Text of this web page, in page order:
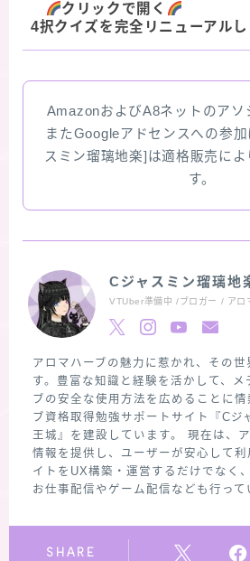
クリックで開く
4択クイズを完全リニューアルし
AmazonおよびA8ネットのアソ
またGoogleアドセンスへの参加
スミン瑠璃地楽]は適格販売に
す。
Cジャスミン瑠璃地
VTUber準備中 /ブロガー / アロ
アロマハーブの魅力に惹かれ、その
す。豊富な知識と経験を活かして、メ
ブの安全な使用方法を広めることに
ブ資格取得勉強サポートサイト『Cジ
王城』を建設しています。 現在は、
情報を提供し、ユーザーが安心して
イトをUX構築・運営するだけでなく
お仕事配信やゲーム配信なども行って
SHARE